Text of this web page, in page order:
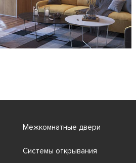
Межкомнатные двери
Системы открывания